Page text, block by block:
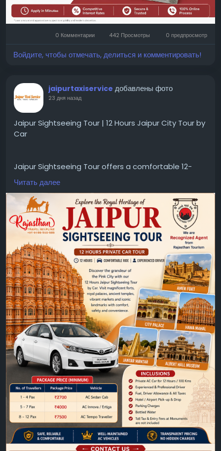
0 Комментарии 442 Просмотры 0 предпросмотр
Войдите, чтобы отмечать, делиться и комментировать!
jaipurtaxiservice добавлены фото
23 дня назад
Jaipur Sightseeing Tour | 12 Hours Jaipur City Tour by
Car
Jaipur Sightseeing Tour offers a comfortable 12-
hour private city tour by car, covering major
attractions with experienced drivers. Ideal for
travelers seeking a convenient Jaipur sightseeing
tour and Jaipur city tour by cab.
https://www.jaipurtaxiservice.com/jaipur/sightseein
g-tours/12-hours-jaipur-city-tour-by-car
Читать далее